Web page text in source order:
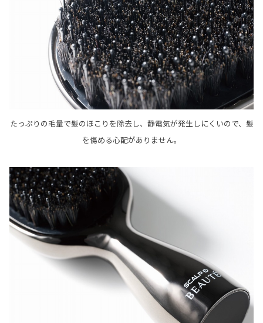
たっぷりの毛量で髪のほこりを除去し、静電気が発生しにくいので、髪
を傷める心配がありません。